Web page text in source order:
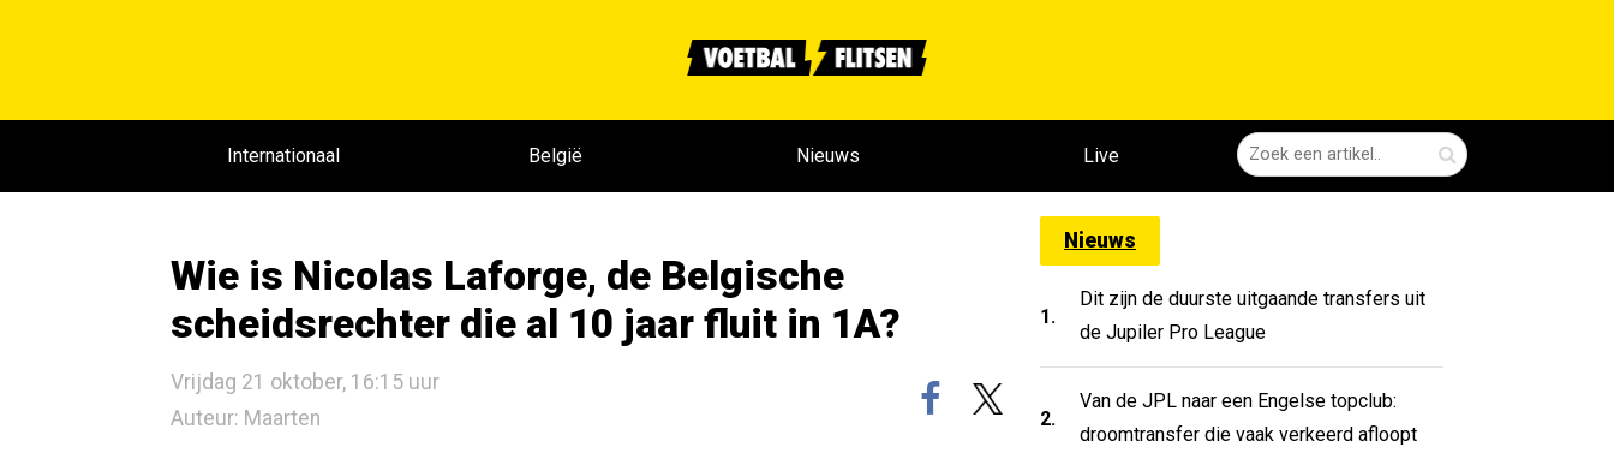
Internationaal België Nieuws Live
Wie is Nicolas Laforge, de Belgische
scheidsrechter die al 10 jaar fluit in 1A?
Vrijdag 21 oktober, 16:15 uur
Auteur: Maarten
Nieuws
1.
Dit zijn de duurste uitgaande transfers uit
de Jupiler Pro League
2.
Van de JPL naar een Engelse topclub:
droomtransfer die vaak verkeerd afloopt